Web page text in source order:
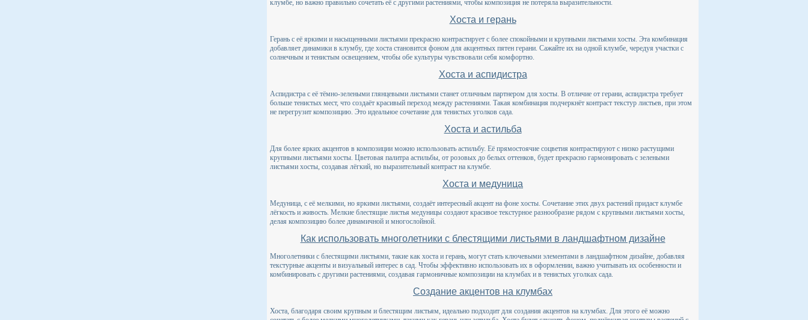
клумбе, но важно правильно сочетать её с другими растениями, чтобы композиция не потеряла выразительности.
Хоста и герань
Герань с её яркими и насыщенными листьями прекрасно контрастирует с более спокойными и крупными листьями хосты. Эта комбинация
добавляет динамики в клумбу, где хоста становится фоном для акцентных пятен герани. Сажайте их на одной клумбе, чередуя участки с
солнечным и тенистым освещением, чтобы обе культуры чувствовали себя комфортно.
Хоста и аспидистра
Аспидистра с её тёмно-зелеными глянцевыми листьями станет отличным партнером для хосты. В отличие от герани, аспидистра требует
больше тенистых мест, что создаёт красивый переход между растениями. Такая комбинация подчеркнёт контраст текстур листьев, при этом
не перегрузит композицию. Это идеальное сочетание для тенистых уголков сада.
Хоста и астильба
Для более ярких акцентов в композиции можно использовать астильбу. Её прямостоячие соцветия контрастируют с низко растущими
крупными листьями хосты. Цветовая палитра астильбы, от розовых до белых оттенков, будет прекрасно гармонировать с зелеными
листьями хосты, создавая лёгкий, но выразительный контраст на клумбе.
Хоста и медуница
Медуница, с её мелкими, но яркими листьями, создаёт интересный акцент на фоне хосты. Сочетание этих двух растений придаст клумбе
лёгкость и живость. Мелкие блестящие листья медуницы создают красивое текстурное разнообразие рядом с крупными листьями хосты,
делая композицию более динамичной и многослойной.
Как использовать многолетники с блестящими листьями в ландшафтном дизайне
Многолетники с блестящими листьями, такие как хоста и герань, могут стать ключевыми элементами в ландшафтном дизайне, добавляя
текстурные акценты и визуальный интерес в сад. Чтобы эффективно использовать их в оформлении, важно учитывать их особенности и
комбинировать с другими растениями, создавая гармоничные композиции на клумбах и в тенистых уголках сада.
Создание акцентов на клумбах
Хоста, благодаря своим крупным и блестящим листьям, идеально подходит для создания акцентов на клумбах. Для этого её можно